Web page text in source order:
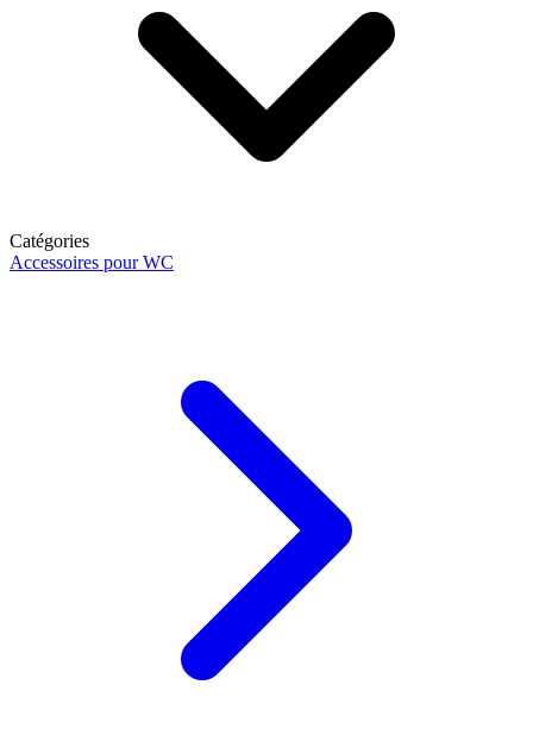
Catégories
Accessoires pour WC